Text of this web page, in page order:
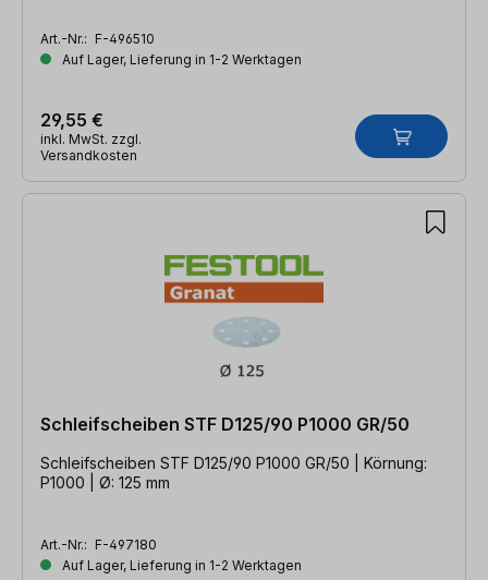
Art.-Nr.: F-496510
Auf Lager, Lieferung in 1-2 Werktagen
29,55 €
inkl. MwSt. zzgl.
Versandkosten
Schleifscheiben STF D125/90 P1000 GR/50
Schleifscheiben STF D125/90 P1000 GR/50 | Körnung:
P1000 | Ø: 125 mm
Art.-Nr.: F-497180
Auf Lager, Lieferung in 1-2 Werktagen